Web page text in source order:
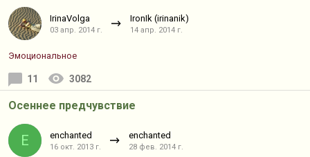
IrinaVolga
03 апр. 2014 г.
IronIk (irinanik)
14 апр. 2014 г.
Эмоциональное
11 3082
Осеннее предчувствие
E enchanted
16 окт. 2013 г.
enchanted
28 фев. 2014 г.